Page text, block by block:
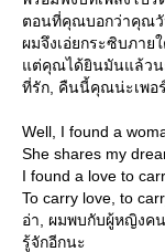
ตอนที่คุณบอกว่าคุณวั
ผมจึงเอ่ยกระซิบภาย
ต่คุณได้ยินมันแล้วน
ที่รัก, คืนนี้คุณน่ะเพอ
Well, I found a
She shares my
I found a love to
To carry love, to
อ่า, ผมพบกับผู้หญิงค
รู้จักอีกนะ